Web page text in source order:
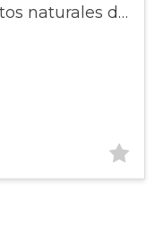
¿Quieres distribuir productos naturales de aloe vera?